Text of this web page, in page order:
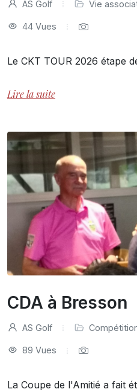
AS Golf Vie
44 Vues
Le CKT TOUR 2026 étape
Lire la suite
CDA à Bresson
AS Golf
89 Vues
La Coupe de l'Amitié a fait